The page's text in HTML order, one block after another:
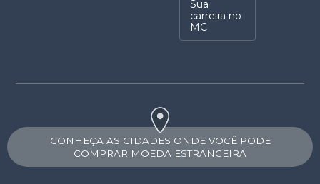
Sua
carreira no
MC
CONHEÇA AS CIDADES ONDE VOCÊ PODE
COMPRAR MOEDA ESTRANGEIRA